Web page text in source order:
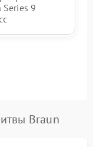
Series 9
Braun